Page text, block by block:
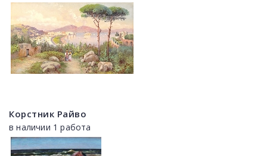
Корстник Райво
в наличии 1 работа